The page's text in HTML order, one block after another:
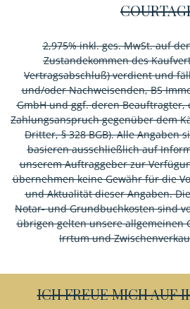
2,975% inkl. ges. MwSt. auf
Zustandekommen des
Vertragsabschluß) verdient und
und/oder Nachweisenden, BS
GmbH und ggf. deren
Zahlungsanspruch gegenüber dem
Dritter, § 328 BGB). Alle Angaben
basieren ausschließlich auf
unserem Auftraggeber zur
übernehmen keine Gewähr für die
und Aktualität dieser Angaben.
Notar- und Grundbuchkosten sind
übrigen gelten unsere allgemeinen
Irrtum und
ICH FREUE MICH AUF